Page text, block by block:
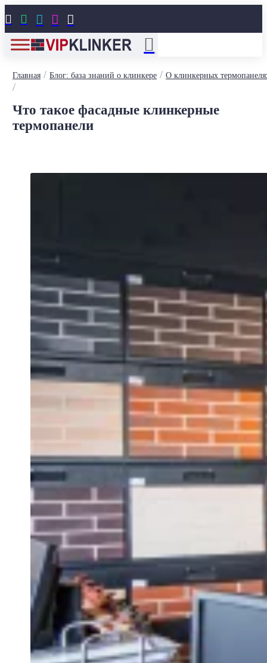
    
Главная/ Блог: база знаний о клинкере/ О клинкерных
/
Что такое фасадные клинкерные
термопанели